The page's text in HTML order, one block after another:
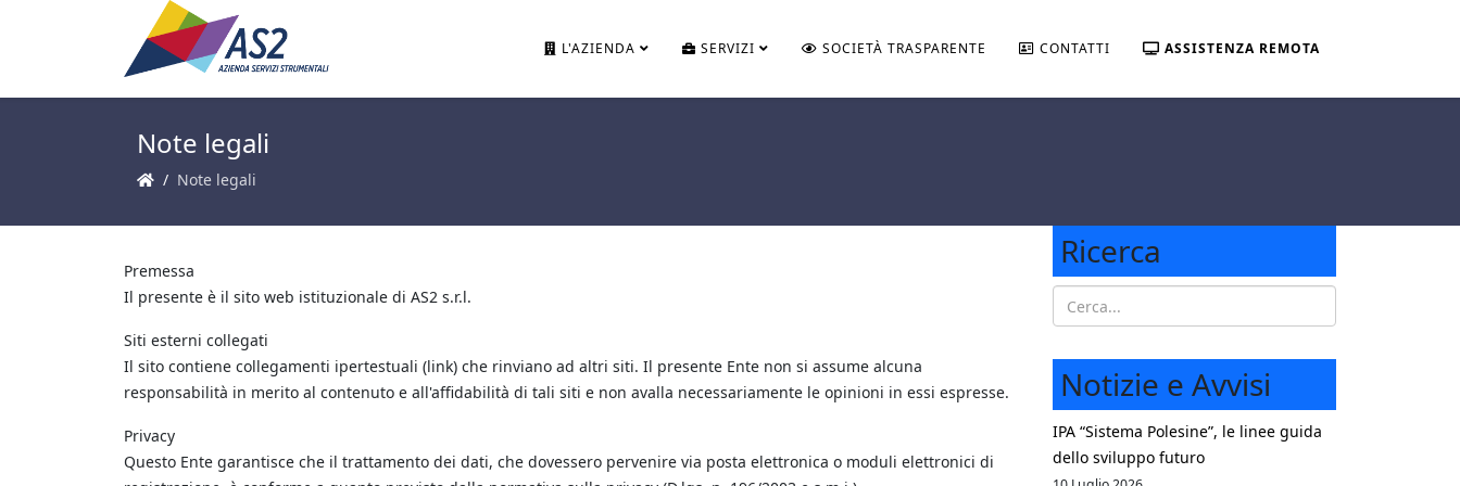
L'AZIENDA SERVIZI SOCIETÀ TRASPARENTE CONTATTI ASSISTENZA REMOTA
Note legali
Note legali
Premessa
Il presente è il sito web istituzionale di AS2 s.r.l.
Siti esterni collegati
Il sito contiene collegamenti ipertestuali (link) che rinviano ad altri siti. Il presente Ente non si assume alcuna
responsabilità in merito al contenuto e all'affidabilità di tali siti e non avalla necessariamente le opinioni in essi espresse.
Privacy
Questo Ente garantisce che il trattamento dei dati, che dovessero pervenire via posta elettronica o moduli elettronici di
Ricerca
Notizie e Avvisi
IPA “Sistema Polesine”, le linee guida
dello sviluppo futuro